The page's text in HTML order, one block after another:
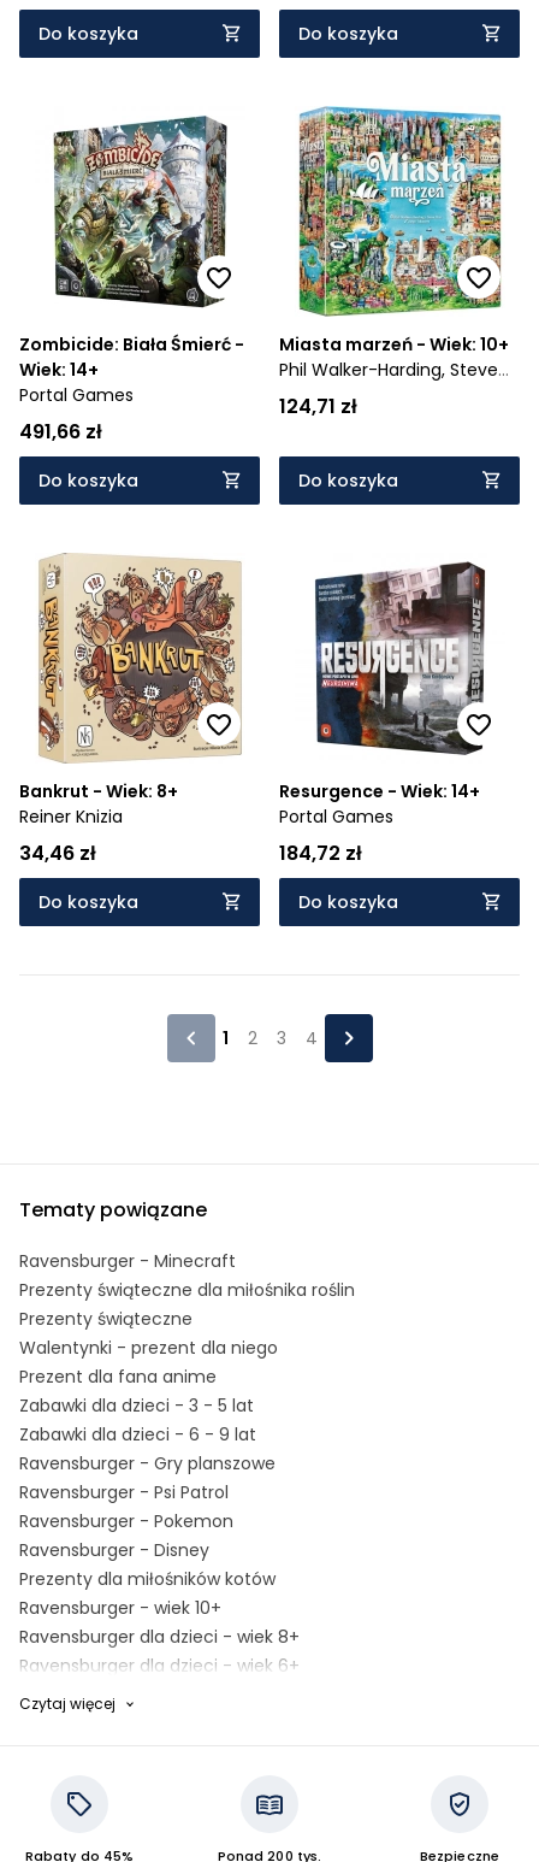
Do koszyka Do koszyka
Zombicide: Biała Śmierć -
Wiek: 14+
Portal Games
491,66 zł
Do koszyka
Miasta marzeń - Wiek: 10+
Phil Walker-Harding, Steve
Finn
124,71 zł
Do koszyka
Bankrut - Wiek: 8+
Reiner Knizia
34,46 zł
Do koszyka
Resurgence - Wiek: 14+
Portal Games
184,72 zł
Do koszyka
1 2 3 4
Tematy powiązane
Ravensburger - Minecraft
Prezenty świąteczne dla miłośnika roślin
Prezenty świąteczne
Walentynki - prezent dla niego
Prezent dla fana anime
Zabawki dla dzieci - 3 - 5 lat
Zabawki dla dzieci - 6 - 9 lat
Ravensburger - Gry planszowe
Ravensburger - Psi Patrol
Ravensburger - Pokemon
Ravensburger - Disney
Prezenty dla miłośników kotów
Ravensburger - wiek 10+
Ravensburger dla dzieci - wiek 8+
Ravensburger dla dzieci - wiek 6+
Ravensburger dla dzieci - wiek 3+
NieMogęUsiedziećWMiejscu
Czytaj więcej
Rabaty do 45%
Ponad 200 tys.
Bezpieczne